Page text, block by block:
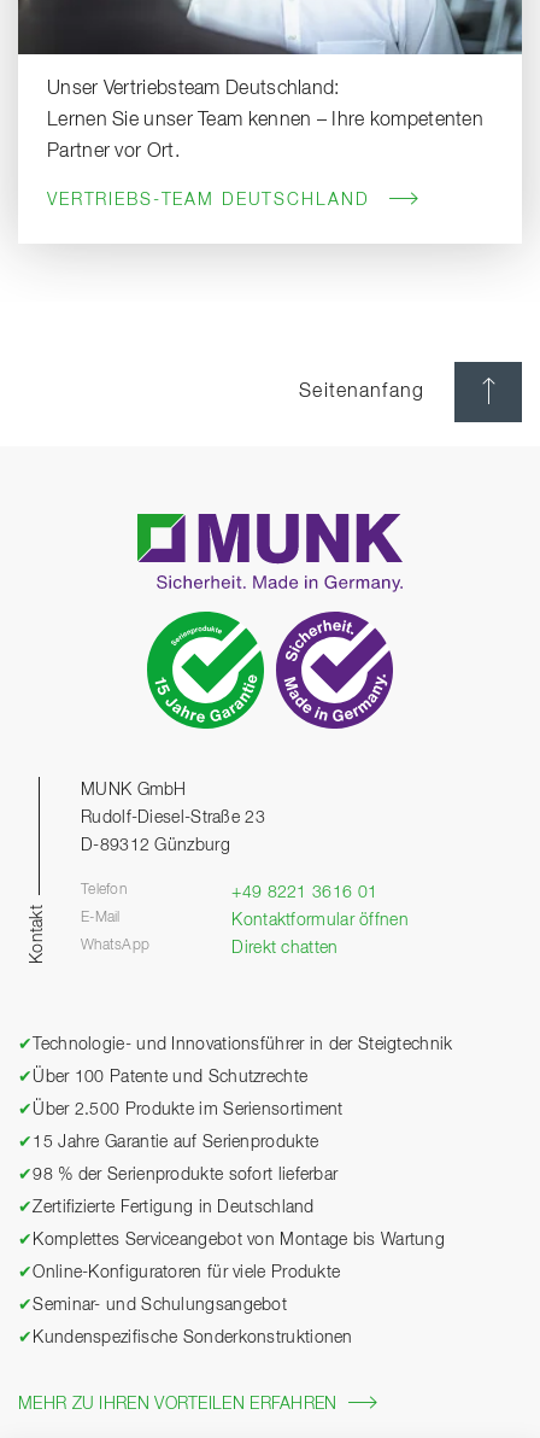
Unser Vertriebsteam Deutschland:
Lernen Sie unser Team kennen – Ihre kompetenten
Partner vor Ort.
VERTRIEBS-TEAM DEUTSCHLAND
Seitenanfang
Kontakt
MUNK GmbH
Rudolf-Diesel-Straße 23
D-89312 Günzburg
Telefon +49 8221 3616 01
E-Mail Kontaktformular öffnen
WhatsApp Direkt chatten
✔
Technologie- und Innovationsführer in der Steigtechnik
✔ Über 100 Patente und Schutzrechte
✔ Über 2.500 Produkte im Seriensortiment
✔ 15 Jahre Garantie auf Serienprodukte
✔98 % der Serienprodukte sofort lieferbar
✔Zertifizierte Fertigung in Deutschland
✔ Komplettes Serviceangebot von Montage bis Wartung
✔Online-Konfiguratoren für viele Produkte
✔Seminar- und Schulungsangebot
✔ Kundenspezifische Sonderkonstruktionen
MEHR ZU IHREN VORTEILEN ERFAHREN